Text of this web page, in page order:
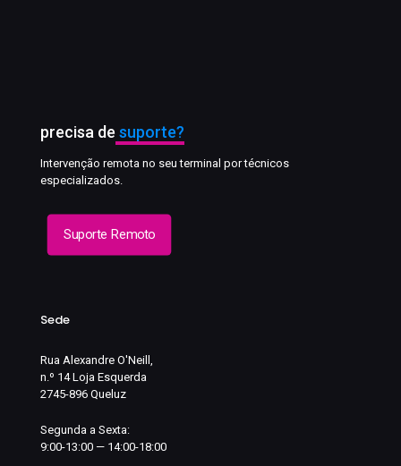
precisa de suporte?
Intervenção remota no seu terminal por técnicos
especializados.
Suporte Remoto
Sede
Rua Alexandre O'Neill,
n.º 14 Loja Esquerda
2745-896 Queluz
Segunda a Sexta:
9:00-13:00 — 14:00-18:00